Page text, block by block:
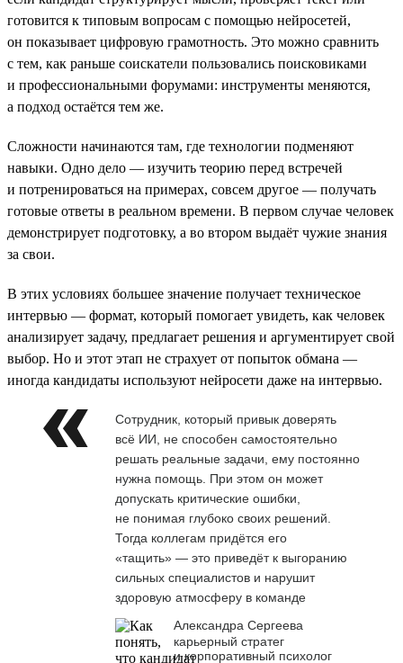
готовится к типовым вопросам с помощью нейросетей,
он показывает цифровую грамотность. Это можно сравнить
с тем, как раньше соискатели пользовались поисковиками
и профессиональными форумами: инструменты меняются,
а подход остаётся тем же.
Сложности начинаются там, где технологии подменяют
навыки. Одно дело — изучить теорию перед встречей
и потренироваться на примерах, совсем другое — получать
готовые ответы в реальном времени. В первом случае человек
демонстрирует подготовку, а во втором выдаёт чужие знания
за свои.
В этих условиях большее значение получает техническое
интервью — формат, который помогает увидеть, как человек
анализирует задачу, предлагает решения и аргументирует свой
выбор. Но и этот этап не страхует от попыток обмана —
иногда кандидаты используют нейросети даже на интервью.
Сотрудник, который привык доверять
всё ИИ, не способен самостоятельно
решать реальные задачи, ему постоянно
нужна помощь. При этом он может
допускать критические ошибки,
не понимая глубоко своих решений.
Тогда коллегам придётся его
«тащить» — это приведёт к выгоранию
сильных специалистов и нарушит
здоровую атмосферу в команде
Александра Сергеева
карьерный стратег
и корпоративный психолог